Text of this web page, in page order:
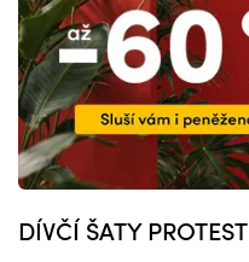
DÍVČÍ ŠATY PROTEST